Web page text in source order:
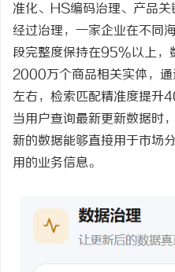
准化、
HS编码治理、产品
经过治理，一家企业在不同
段完整度保持在95%以上，
2000万个商品相关实体，
左右，检索匹配精准度提升
当用户查询最新更新数据时
新的数据能够直接用于市场
用的业务信息。